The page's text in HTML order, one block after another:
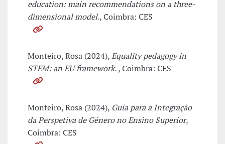
education: main recommendations on a three-
dimensional model., Coimbra: CES
Monteiro, Rosa (2024),Equality pedagogy in
STEM: an EU framework., Coimbra: CES
Monteiro, Rosa (2024), Guia para a Integração
da Perspetiva de Género no Ensino Superior,
Coimbra: CES